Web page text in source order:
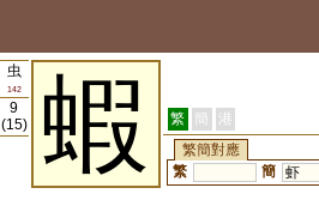
虫
142
9
(15)
蝦 繁 簡 港
繁簡對應
繁
簡 虾